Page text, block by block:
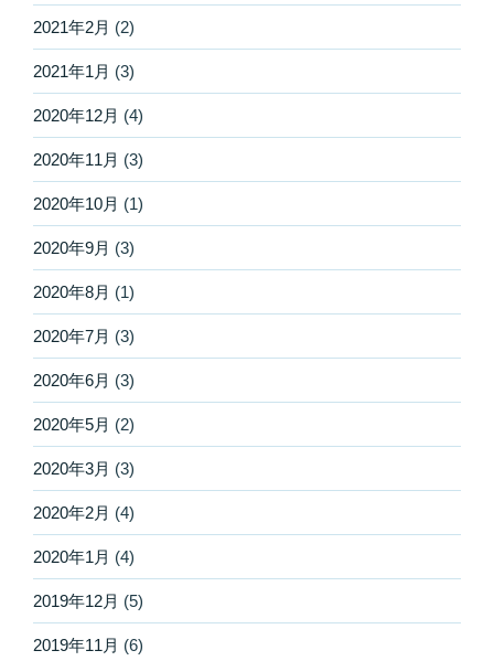
2021年2月 (2)
2021年1月 (3)
2020年12月 (4)
2020年11月 (3)
2020年10月 (1)
2020年9月 (3)
2020年8月 (1)
2020年7月 (3)
2020年6月 (3)
2020年5月 (2)
2020年3月 (3)
2020年2月 (4)
2020年1月 (4)
2019年12月 (5)
2019年11月 (6)